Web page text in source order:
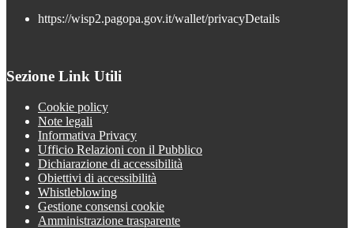
https://wisp2.pagopa.gov.it/wallet/privacyDetails
Sezione Link Utili
Cookie policy
Note legali
Informativa Privacy
Ufficio Relazioni con il Pubblico
Dichiarazione di accessibilità
Obiettivi di accessibilità
Whistleblowing
Gestione consensi cookie
Amministrazione trasparente